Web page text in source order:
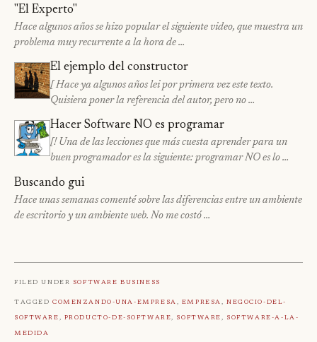
"El Experto"
Hace algunos años se hizo popular el siguiente video, que muestra un
problema muy recurrente a la hora de …
El ejemplo del constructor
[ Hace ya algunos años lei por primera vez este texto.
Quisiera poner la referencia del autor, pero no …
Hacer Software NO es programar
[! Una de las lecciones que más cuesta aprender para un
buen programador es la siguiente: programar NO es lo …
Buscando gui
Hace unas semanas comenté sobre las diferencias entre un ambiente
de escritorio y un ambiente web. No me costó …
Filed under Software Business
TaggedComenzando-Una-Empresa, Empresa,Negocio-Del-
Software, Producto-De-Software, Software, Software-a-La-
Medida